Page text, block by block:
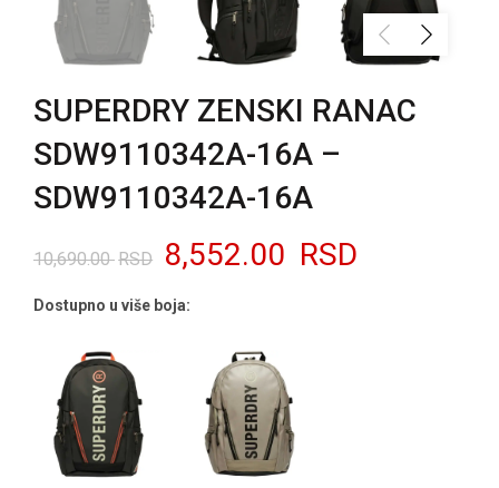
SUPERDRY ZENSKI RANAC
SDW9110342A-16A –
SDW9110342A-16A
10,690.00RSD
Originalna
cena
bila:
10,690.00 RSD.
8,552.00 RSD
Dostupno u više boja: